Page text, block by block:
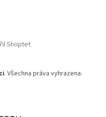
Shoptet
. Všechna práva vyhrazena.